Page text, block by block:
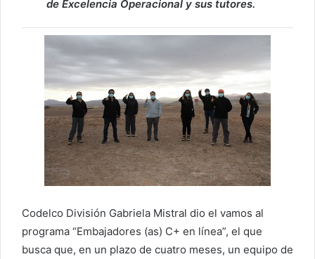
de Excelencia Operacional y sus tutores.
Codelco División Gabriela Mistral dio el vamos al
programa “Embajadores (as) C+ en línea”, el que
busca que, en un plazo de cuatro meses, un equipo de